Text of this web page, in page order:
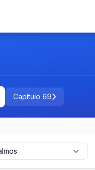
Capítulo 69